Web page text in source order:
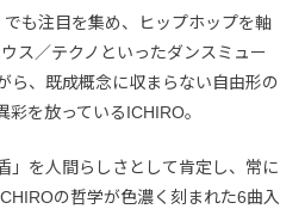
も注目を集め、ヒップホップを軸
ス／テクノといったダンスミュー
ら、既成概念に収まらない自由形の
を放っているICHIRO。
」を人間らしさとして肯定し、常に
の哲学が色濃く刻まれた6曲入